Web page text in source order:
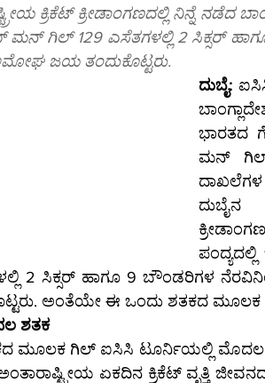
ಕ್ರಿಕೆಟ್ ಕ್ರೀಡಾಂಗಣದಲ್ಲಿ ನಿನ್ನೆ ನಡೆದ
ಮನ್ ಗಿಲ್ 129 ಎಸೆತಗಳಲ್ಲಿ 2 ಸಿಕ್ಸರ್
ಜಯ ತಂದುಕೊಟ್ಟರು.
ದುಬೈ:
ಭಾರತದ
ಮನ್ ಗಿಲ್
ದಾಖಲೆಗಳ
ದುಬೈನ
2 ಸಿಕ್ಸರ್ ಹಾಗೂ 9 ಬೌಂಡರಿಗಳ
ಅಂತೆಯೇ ಈ ಒಂದು ಶತಕದ ಮೂಲಕ
ಶತಕ
ಮೂಲಕ ಗಿಲ್ ಐಸಿಸಿ ಟೂರ್ನಿಯಲ್ಲಿ
ಏಕದಿನ ಕ್ರಿಕೆಟ್ ವೃತ್ತಿ